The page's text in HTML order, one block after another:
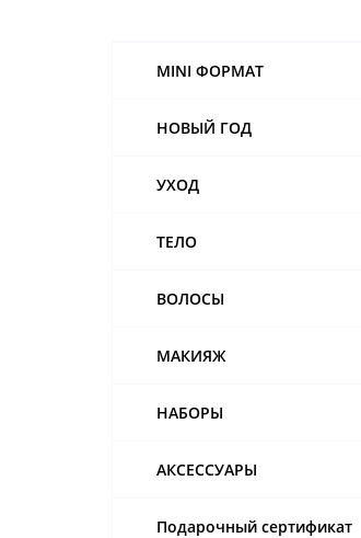
MINI ФОРМАТ
НОВЫЙ ГОД
УХОД
ТЕЛО
ВОЛОСЫ
МАКИЯЖ
НАБОРЫ
АКСЕССУАРЫ
Подарочный сертификат